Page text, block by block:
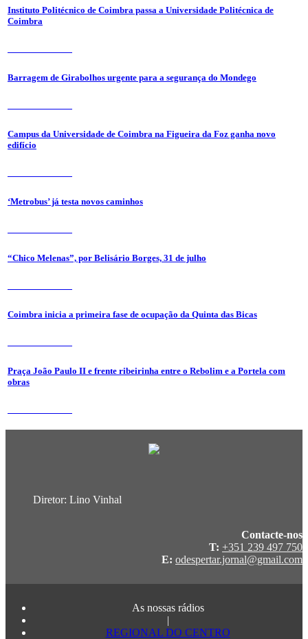
Instituto Politécnico de Coimbra passa a Universidade Politécnica de
Coimbra
Barragem de Girabolhos urgente para a segurança do Mondego
Campus da Universidade de Coimbra na Figueira da Foz ganha novo
edifício
‘Metrobus’ já testa novos caminhos
“Chico Melenas”, por Belisário Borges, 31 de julho
Coimbra inicia a primeira fase de ocupação da Quinta das Bicas
Praça João Paulo II e frente ribeirinha entre o Rebolim e a Portela com
obras
Diretor: Lino Vinhal
Contacte-nos
T: +351 239 497 750
E: odespertar.jornal@gmail.com
As nossas rádios
|
REGIONAL DO CENTRO